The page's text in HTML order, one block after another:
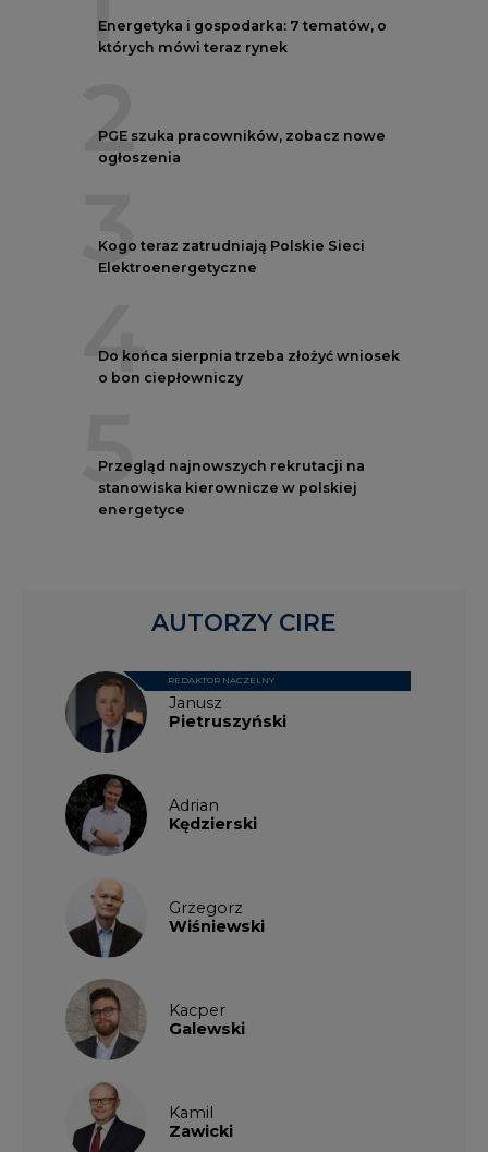
Energetyka i gospodarka: 7 tematów, o
których mówi teraz rynek
2
PGE szuka pracowników, zobacz nowe
ogłoszenia
3
Kogo teraz zatrudniają Polskie Sieci
Elektroenergetyczne
4
Do końca sierpnia trzeba złożyć wniosek
o bon ciepłowniczy
5
Przegląd najnowszych rekrutacji na
stanowiska kierownicze w polskiej
energetyce
Janusz
Pietruszyński
REDAKTOR NACZELNY
Adrian
Kędzierski
Grzegorz
Wiśniewski
Kacper
Galewski
Kamil
Zawicki
AUTORZY CIRE